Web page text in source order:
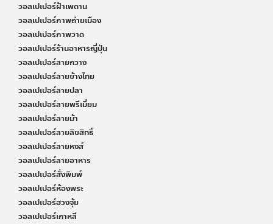
วอลเปเปอร์ฝ้าเพดาน
วอลเปเปอร์ภาพถ่ายเมือง
วอลเปเปอร์ภาพวาด
วอลเปเปอร์ร้านอาหารญี่ปุ่น
วอลเปเปอร์ลายกวาง
วอลเปเปอร์ลายข้างไทย
วอลเปเปอร์ลายปลา
วอลเปเปอร์ลายพรีเมี่ยม
วอลเปเปอร์ลายม้า
วอลเปเปอร์ลายลิขสิทธิ์
วอลเปเปอร์ลายหงส์
วอลเปเปอร์ลายอาหาร
วอลเปเปอร์สั่งพิมพ์
วอลเปเปอร์ห้องพระ
วอลเปเปอร์ฮวงจุ้ย
วอลเปเปอร์เกาหลี